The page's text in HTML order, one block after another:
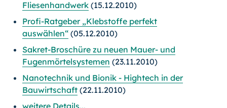
Fliesenhandwerk (15.12.2010)
Profi-Ratgeber „Klebstoffe perfekt
auswählen“ (05.12.2010)
Sakret-Broschüre zu neuen Mauer- und
Fugenmörtelsystemen (23.11.2010)
Nanotechnik und Bionik - Hightech in der
Bauwirtschaft (22.11.2010)
weitere Details...